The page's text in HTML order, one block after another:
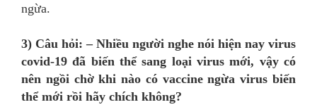
ngừa.
3) Câu hỏi: – Nhiều người nghe nói hiện nay virus
covid-19 đã biến thể sang loại virus mới, vậy có
nên ngồi chờ khi nào có vaccine ngừa virus biến
thể mới rồi hãy chích không?